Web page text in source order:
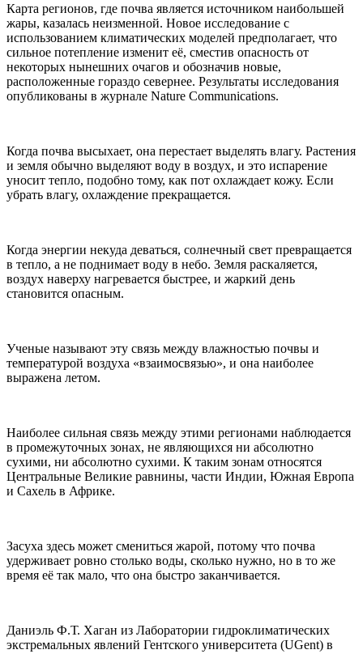
Карта регионов, где почва является источником наибольшей
жары, казалась неизменной. Новое исследование с
использованием климатических моделей предполагает, что
сильное потепление изменит её, сместив опасность от
некоторых нынешних очагов и обозначив новые,
расположенные гораздо севернее. Результаты исследования
опубликованы в журнале Nature Communications.
Когда почва высыхает, она перестает выделять влагу. Растения
и земля обычно выделяют воду в воздух, и это испарение
уносит тепло, подобно тому, как пот охлаждает кожу. Если
убрать влагу, охлаждение прекращается.
Когда энергии некуда деваться, солнечный свет превращается
в тепло, а не поднимает воду в небо. Земля раскаляется,
воздух наверху нагревается быстрее, и жаркий день
становится опасным.
Ученые называют эту связь между влажностью почвы и
температурой воздуха «взаимосвязью», и она наиболее
выражена летом.
Наиболее сильная связь между этими регионами наблюдается
в промежуточных зонах, не являющихся ни абсолютно
сухими, ни абсолютно сухими. К таким зонам относятся
Центральные Великие равнины, части Индии, Южная Европа
и Сахель в Африке.
Засуха здесь может смениться жарой, потому что почва
удерживает ровно столько воды, сколько нужно, но в то же
время её так мало, что она быстро заканчивается.
Даниэль Ф.Т. Хаган из Лаборатории гидроклиматических
экстремальных явлений Гентского университета (UGent) в